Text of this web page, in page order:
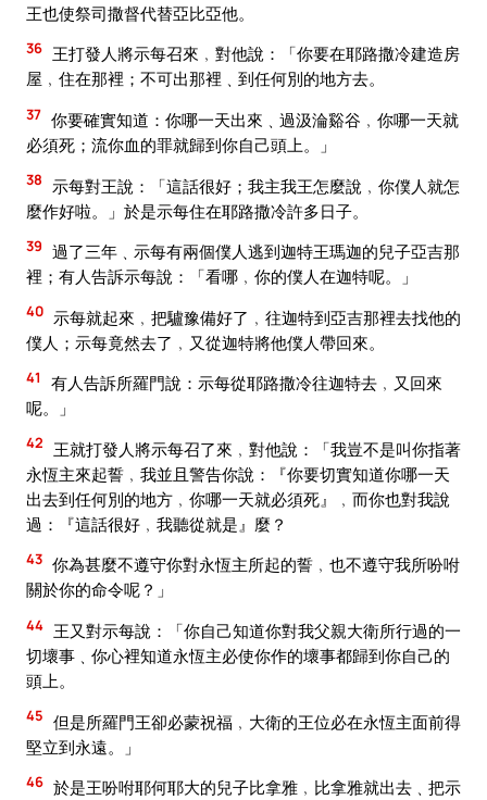
王也使祭司撒督代替亞比亞他。
36 王打發人將示每召來﹐對他說：「你要在耶路撒冷建造房
屋﹐住在那裡；不可出那裡﹑到任何別的地方去。
37 你要確實知道：你哪一天出來﹑過汲淪谿谷﹐你哪一天就
必須死；流你血的罪就歸到你自己頭上。」
38
示每對王說：「這話很好；我主我王怎麼說﹐你僕人就怎
麼作好啦。」於是示每住在耶路撒冷許多日子。
39 過了三年﹑示每有兩個僕人逃到迦特王瑪迦的兒子亞吉那
裡；有人告訴示每說：「看哪﹐你的僕人在迦特呢。」
40 示每就起來﹐把驢豫備好了﹐往迦特到亞吉那裡去找他的
僕人；示每竟然去了﹐又從迦特將他僕人帶回來。
41
有人告訴所羅門說：示每從耶路撒冷往迦特去﹐又回來
呢。」
42
王就打發人將示每召了來﹐對他說：「我豈不是叫你指著
永恆主來起誓﹐我並且警告你說：『你要切實知道你哪一天
出去到任何別的地方﹐你哪一天就必須死』﹐而你也對我說
過：『這話很好﹐我聽從就是』麼？
43 你為甚麼不遵守你對永恆主所起的誓﹐也不遵守我所吩咐
關於你的命令呢？」
44 王又對示每說：「你自己知道你對我父親大衛所行過的一
切壞事﹑你心裡知道永恆主必使你作的壞事都歸到你自己的
頭上。
45 但是所羅門王卻必蒙祝福﹐大衛的王位必在永恆主面前得
堅立到永遠。」
46 於是王吩咐耶何耶大的兒子比拿雅﹐比拿雅就出去﹑把示